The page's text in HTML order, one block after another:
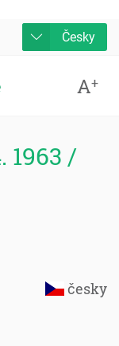
Česky
A+
1963 /
česky